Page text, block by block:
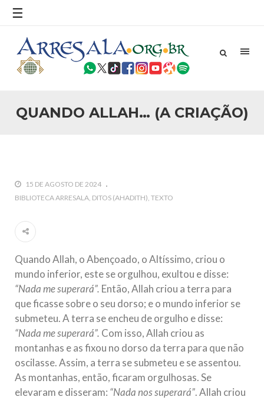
☰
QUANDO ALLAH… (A CRIAÇÃO)
Conflito
Por: Ahmed Ismail Introdução O presente artigo resume as
principais considerações do autor sobre os atentados de 11
25 DE SETEMBRO DE 2010
Em nome de Deus, O Clemente, O Misericordioso! O Centro
Islâmico no Brasil parabeniza a nação islâmica pela chegada
no ano novo muçulmano de 1435 Hejrita. Desejamos a
10 DE NOVEMBRO DE 2013
Falecimento do Imam Ali Ibn Al-Hussein
(A.S.)
Em nome de Deus, o Clemente, o Misericordioso! Diante da
data em que relembramos o martírio do quarto Imam dos
muçulmanos, o Imam Ali Ibn Al-Hussein Ibn Ali Ibn Abi Táleb
(A.S.), conhecido por “Zein Al-Ábidin” (Formosura
NOTÍCIAS
15 DE AGOSTO DE 2024
BIBLIOTECA ARRESALA DITOS (AHADITH) TEXTO
Quando Allah, o Abençoado, o Altíssimo, criou o
mundo inferior, este se orgulhou, exultou e disse:
“Nada me superará”. Então, Allah criou a terra para
que ficasse sobre o seu dorso; e o mundo inferior se
submeteu. A terra se encheu de orgulho e disse:
“Nada me superará”. Com isso, Allah criou as
montanhas e as fixou no dorso da terra para que não
oscilasse. Assim, a terra se submeteu e se assentou.
As montanhas, então, ficaram orgulhosas. Se
elevaram e disseram: “Nada nos superará”. Allah criou